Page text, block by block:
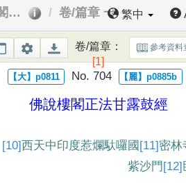
T0704 佛說樓閣正法甘露鼓經 卷/篇章 一 繁中
卷/篇章：
[1]
參考資料
No. 704
佛說樓閣正法甘露鼓經
[10] 西天中印度惹爛馱囉國 [11] 密林
紫沙門 [12]